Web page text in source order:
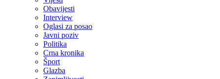
Obavijesti
Interview
Oglasi za posao
Javni poziv
Politika
Crna kronika
Šport
Glazba